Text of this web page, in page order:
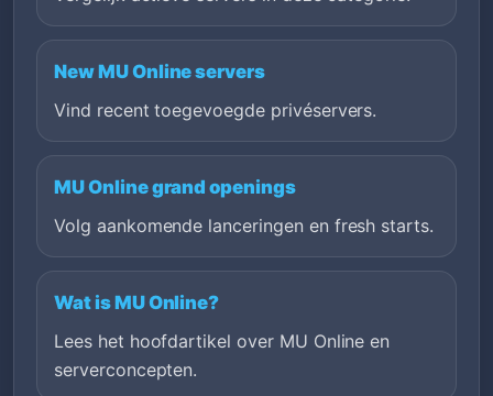
New MU Online servers
Vind recent toegevoegde privéservers.
MU Online grand openings
Volg aankomende lanceringen en fresh starts.
Wat is MU Online?
Lees het hoofdartikel over MU Online en
serverconcepten.